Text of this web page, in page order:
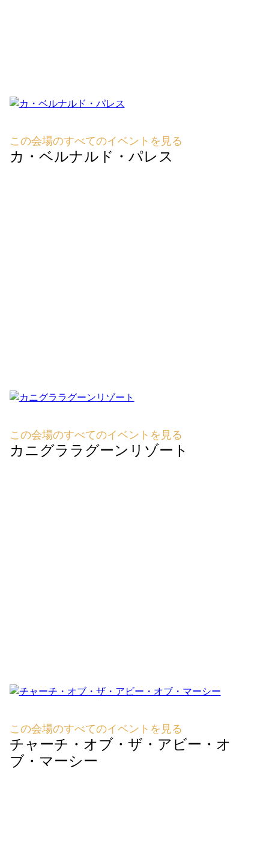
この会場のすべてのイベントを見る
カ・ベルナルド・パレス
この会場のすべてのイベントを見る
カニグララグーンリゾート
この会場のすべてのイベントを見る
チャーチ・オブ・ザ・アビー・オ
ブ・マーシー